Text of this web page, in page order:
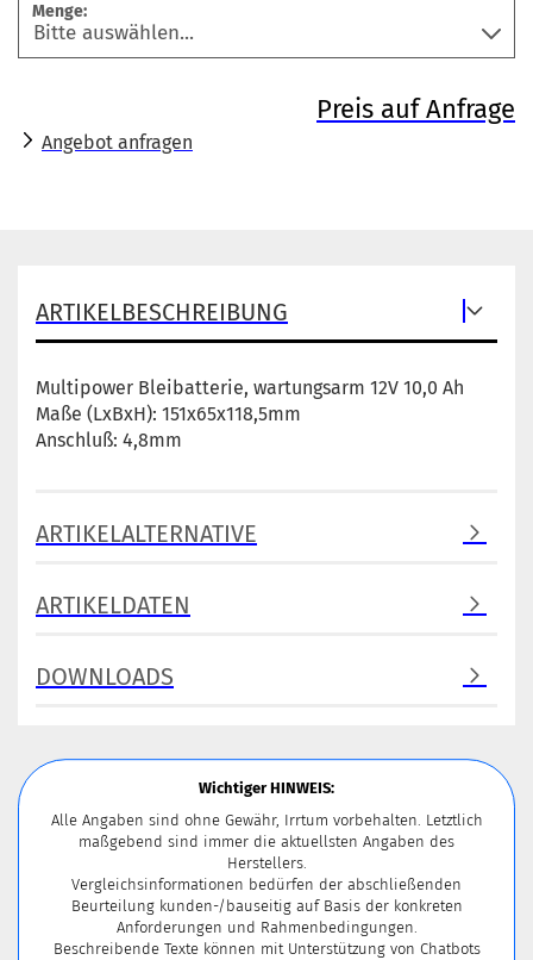
Menge:
Preis auf Anfrage
Angebot anfragen
ARTIKELBESCHREIBUNG
Multipower Bleibatterie, wartungsarm 12V 10,0 Ah
Maße (LxBxH): 151x65x118,5mm
Anschluß: 4,8mm
ARTIKELALTERNATIVE
ARTIKELDATEN
DOWNLOADS
Wichtiger HINWEIS:
Alle Angaben sind ohne Gewähr, Irrtum vorbehalten. Letztlich
maßgebend sind immer die aktuellsten Angaben des
Herstellers.
Vergleichsinformationen bedürfen der abschließenden
Beurteilung kunden-/bauseitig auf Basis der konkreten
Anforderungen und Rahmenbedingungen.
Beschreibende Texte können mit Unterstützung von Chatbots